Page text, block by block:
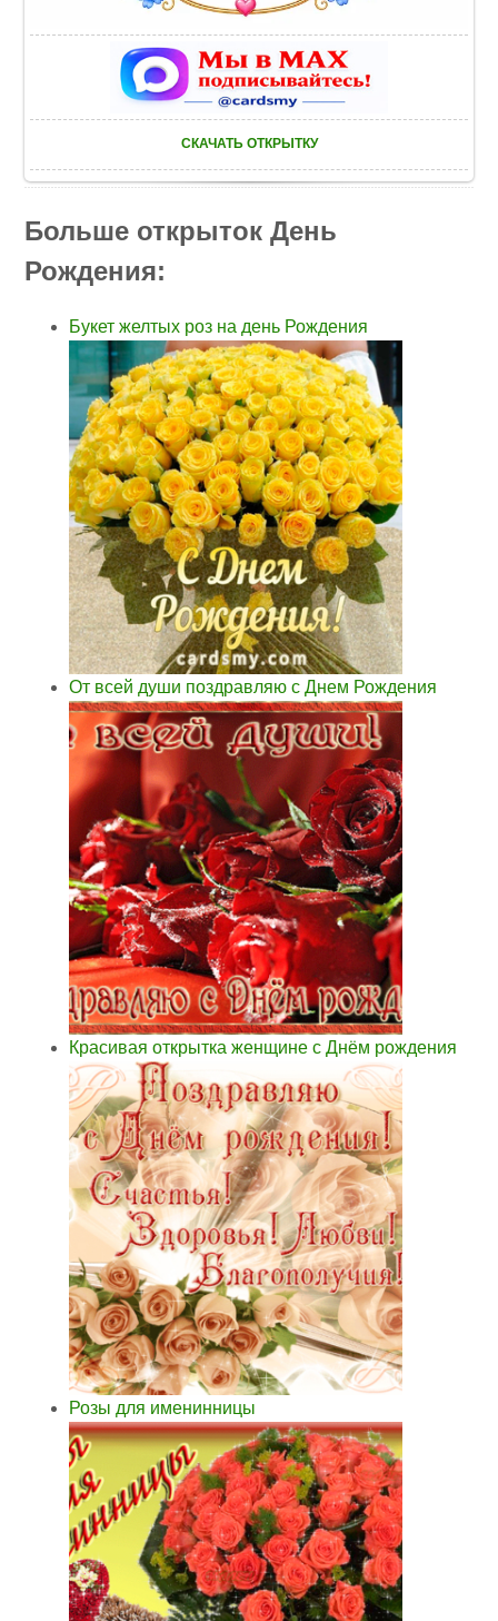
СКАЧАТЬ ОТКРЫТКУ
Больше открыток День
Рождения:
Букет желтых роз на день Рождения
От всей души поздравляю с Днем Рождения
Красивая открытка женщине с Днём рождения
Розы для именинницы